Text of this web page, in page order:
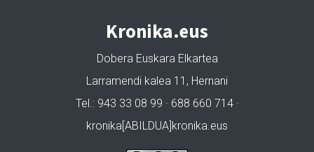
Kronika.eus
Dobera Euskara Elkartea
Larramendi kalea 11, Hernani
Tel.: 943 33 08 99 · 688 660 714 ·
kronika[ABILDUA]kronika.eus